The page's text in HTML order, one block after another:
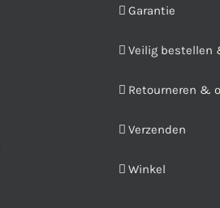
Garantie
Veilig bestellen
Retourneren &
Verzenden
Winkel